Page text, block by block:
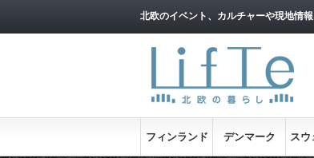
北欧のイベント、カルチャーや現地情
フィンランド デンマーク スウ